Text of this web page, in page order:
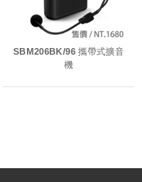
SBM206BK/96 攜帶式擴音
機